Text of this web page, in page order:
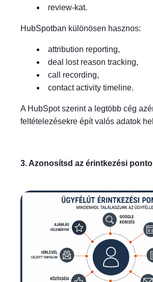
review-kat.
HubSpotban különösen hasznos:
attribution reporting,
deal lost reason tracking,
call recording,
contact activity timeline.
A HubSpot szerint a legtöbb cég
feltételezésekre épít valós adatok
3. Azonosítsd az érintkezési